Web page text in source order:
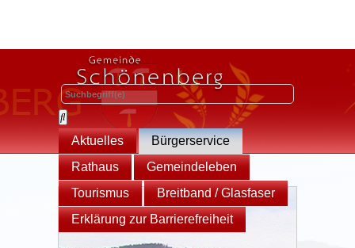
Aktuelles
Bürgerservice
Rathaus
Gemeindeleben
Tourismus
Breitband / Glasfaser
Erklärung zur Barrierefreiheit